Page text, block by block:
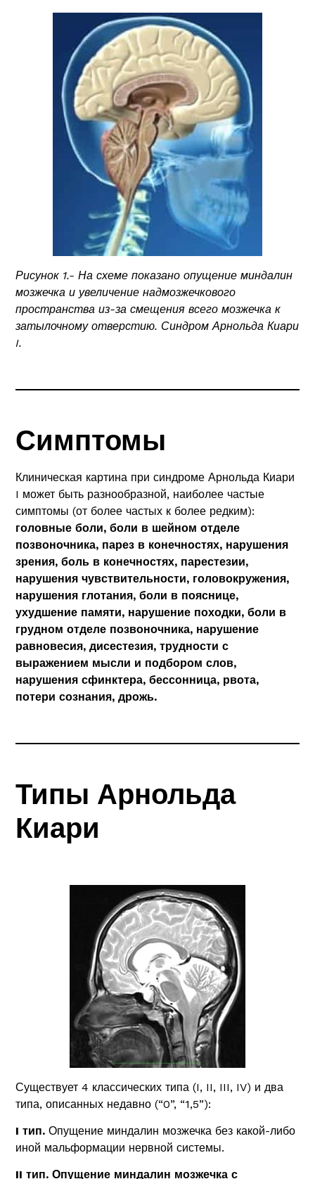
Рисунок 1.- На схеме показано опущение миндалин
мозжечка и увеличение надмозжечкового
пространства из-за смещения всего мозжечка к
затылочному отверстию. Синдром Арнольда Киари
I.
Симптомы
Клиническая картина при синдроме Арнольда Киари
I может быть разнообразной, наиболее частые
симптомы (от более частых к более редким):
головные боли, боли в шейном отделе
позвоночника, парез в конечностях, нарушения
зрения, боль в конечностях, парестезии,
нарушения чувствительности, головокружения,
нарушения глотания, боли в пояснице,
ухудшение памяти, нарушение походки, боли в
грудном отделе позвоночника, нарушение
равновесия, дисестезия, трудности с
выражением мысли и подбором слов,
нарушения сфинктера, бессонница, рвота,
потери сознания, дрожь.
Типы Арнольда
Киари
Существует 4 классических типа (I, II, III, IV) и два
типа, описанных недавно (“0”, “1,5”):
I тип. Опущение миндалин мозжечка без какой-либо
иной мальформации нервной системы.
II тип. Опущение миндалин мозжечка с